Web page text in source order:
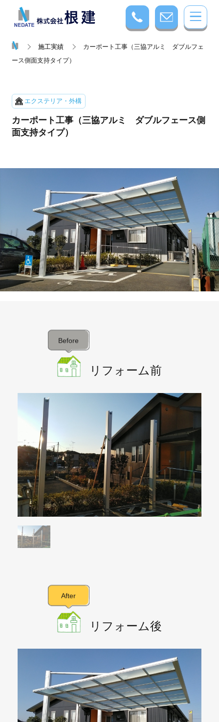
施工実績
カーポート工事（三協アルミ ダブルフェ
ース側面支持タイプ）
エクステリア・外構
カーポート工事（三協アルミ ダブルフェース側
面支持タイプ）
リフォーム前
Before
リフォーム後
After